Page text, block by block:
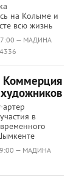
на Колыме и
всю жизнь
— МАДИНА
4336
Коммерция
артер
в
— МАДИНА